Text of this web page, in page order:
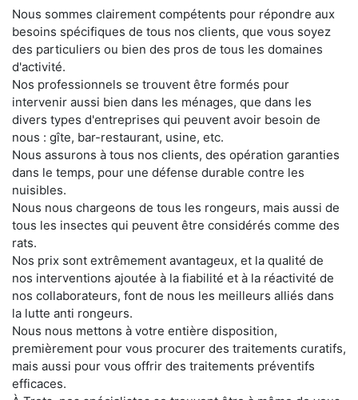
Nous sommes clairement compétents pour répondre aux
besoins spécifiques de tous nos clients, que vous soyez
des particuliers ou bien des pros de tous les domaines
d'activité.
Nos professionnels se trouvent être formés pour
intervenir aussi bien dans les ménages, que dans les
divers types d'entreprises qui peuvent avoir besoin de
nous : gîte, bar-restaurant, usine, etc.
Nous assurons à tous nos clients, des opération garanties
dans le temps, pour une défense durable contre les
nuisibles.
Nous nous chargeons de tous les rongeurs, mais aussi de
tous les insectes qui peuvent être considérés comme des
rats.
Nos prix sont extrêmement avantageux, et la qualité de
nos interventions ajoutée à la fiabilité et à la réactivité de
nos collaborateurs, font de nous les meilleurs alliés dans
la lutte anti rongeurs.
Nous nous mettons à votre entière disposition,
premièrement pour vous procurer des traitements curatifs,
mais aussi pour vous offrir des traitements préventifs
efficaces.